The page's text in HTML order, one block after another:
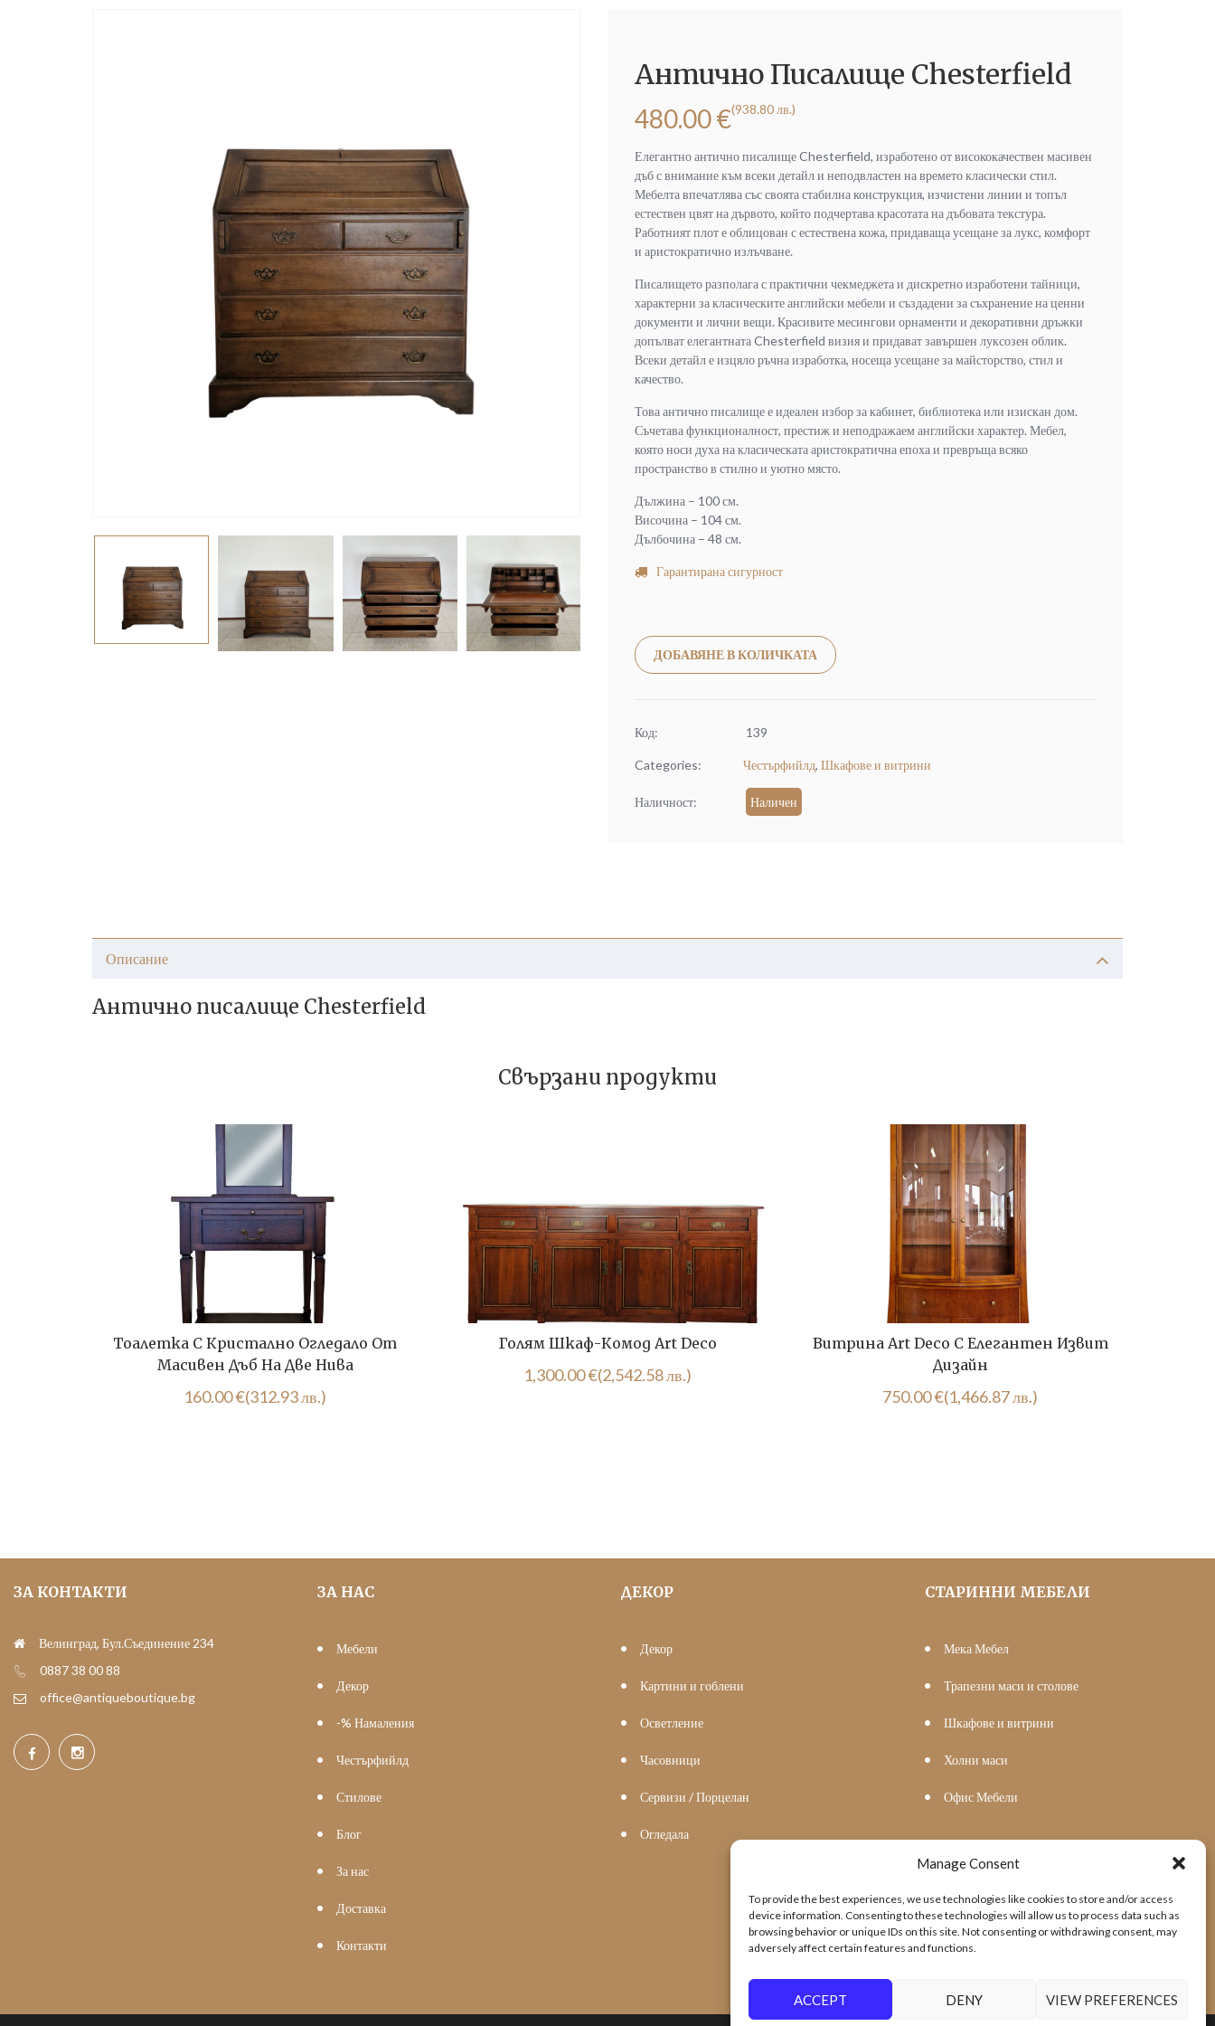
Manage Consent
To provide the best experiences, we use technologies like cookies to store and/or access
device information. Consenting to these technologies will allow us to process data such as
browsing behavior or unique IDs on this site. Not consenting or withdrawing consent, may
adversely affect certain features and functions.
ACCEPT DENY VIEW PREFERENCES
Антично Писалище Chesterfield
480.00€(938.80 лв.)
Елегантно антично писалище Chesterfield, изработено от висококачествен масивен
дъб с внимание към всеки детайл и неподвластен на времето класически стил.
Мебелта впечатлява със своята стабилна конструкция, изчистени линии и топъл
естествен цвят на дървото, който подчертава красотата на дъбовата текстура.
Работният плот е облицован с естествена кожа, придаваща усещане за лукс, комфорт
и аристократично излъчване.
Писалището разполага с практични чекмеджета и дискретно изработени тайници,
характерни за класическите английски мебели и създадени за съхранение на ценни
документи и лични вещи. Красивите месингови орнаменти и декоративни дръжки
допълват елегантната Chesterfield визия и придават завършен луксозен облик.
Всеки детайл е изцяло ръчна изработка, носеща усещане за майсторство, стил и
качество.
Това антично писалище е идеален избор за кабинет, библиотека или изискан дом.
Съчетава функционалност, престиж и неподражаем английски характер. Мебел,
която носи духа на класическата аристократична епоха и превръща всяко
пространство в стилно и уютно място.
Дължина – 100 см.
Височина – 104 см.
Дълбочина – 48 см.
Гарантирана сигурност
ДОБАВЯНЕ В КОЛИЧКАТА
Код: 139
Categories: Честърфийлд, Шкафове и витрини
Наличност: Наличен
Описание
Антично писалище Chesterfield
Свързани продукти
Тоалетка С Кристално Огледало От
Масивен Дъб На Две Нива
160.00€(312.93 лв.)
Голям Шкаф-Комод Art Deco
1,300.00€(2,542.58 лв.)
Витрина Art Deco С Елегантен Извит
Дизайн
750.00€(1,466.87 лв.)
ЗА КОНТАКТИ
Велинград, Бул.Съединение 234
0887 38 00 88
office@antiqueboutique.bg
ЗА НАС
Мебели
Декор
-% Намаления
Честърфийлд
Стилове
Блог
За нас
Доставка
Контакти
ДЕКОР
Декор
Картини и гоблени
Осветление
Часовници
Сервизи / Порцелан
Огледала
СТАРИННИ МЕБЕЛИ
Мека Мебел
Трапезни маси и столове
Шкафове и витрини
Холни маси
Офис Мебели